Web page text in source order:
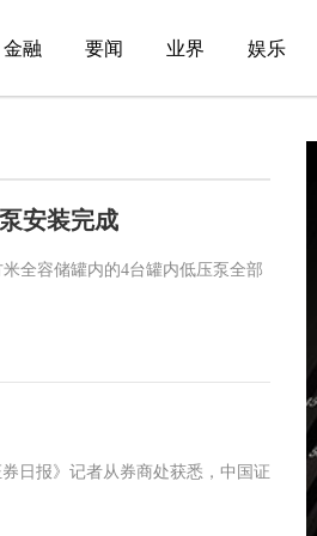
金融 要闻 业界 娱乐
安装完成
全容储罐内的4台罐内低压泵全部
日报》记者从券商处获悉，中国证